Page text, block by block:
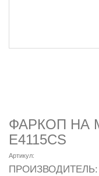
ФАРКОП НА
E4115CS
Артикул:
ПРОИЗВОДИТЕЛЬ: